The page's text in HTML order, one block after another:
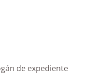
de expediente